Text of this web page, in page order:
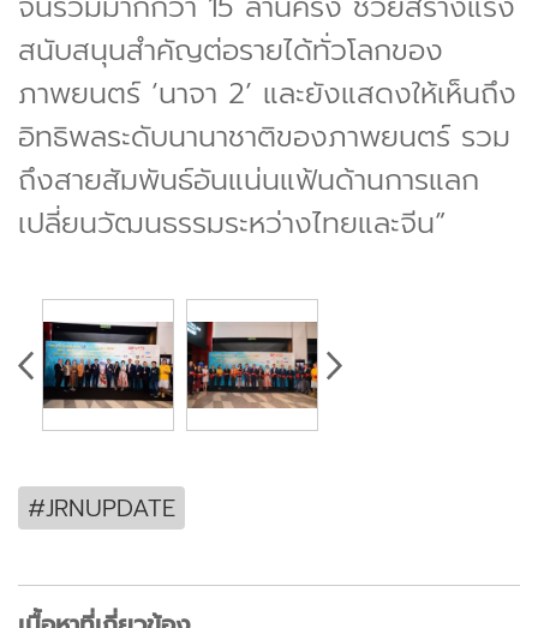
สนับสนุนสำคัญต่อรายได้ทั่วโลกของ
ภาพยนตร์ ‘นาจา 2’ และยังแสดงให้เห็นถึง
อิทธิพลระดับนานาชาติของภาพยนตร์ รวม
ถึงสายสัมพันธ์อันแน่นแฟ้นด้านการแลก
เปลี่ยนวัฒนธรรมระหว่างไทยและจีน”
#JRNUPDATE